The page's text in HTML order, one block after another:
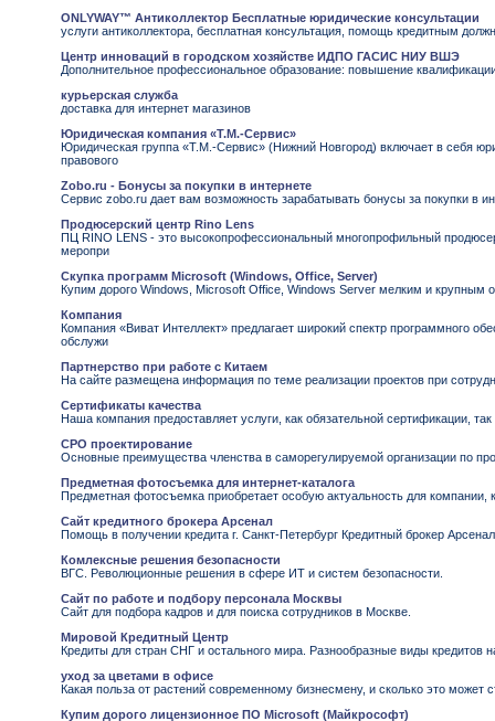
ONLYWAY™ Антиколлектор Бесплатные юридические консультации
услуги антиколлектора, бесплатная консультация, помощь кредитным
Центр инноваций в городском хозяйстве ИДПО ГАСИС НИУ ВШЭ
Дополнительное профессиональное образование: повышение
курьерская служба
доставка для интернет магазинов
Юридическая компания «Т.М.-Сервис»
Юридическая группа «Т.М.-Сервис» (Нижний Новгород) включает в себя
правового
Zobo.ru - Бонусы за покупки в интернете
Сервис zobo.ru дает вам возможность зарабатывать бонусы за покупки в
Продюсерский центр Rino Lens
ПЦ RINO LENS - это высокопрофессиональный многопрофильный
меропри
Скупка программ Microsoft (Windows, Office, Server)
Купим дорого Windows, Microsoft Office, Windows Server мелким и крупным
Компания
Компания «Виват Интеллект» предлагает широкий спектр программного
обслужи
Партнерство при работе с Китаем
На сайте размещена информация по теме реализации проектов при
Сертификаты качества
Наша компания предоставляет услуги, как обязательной сертификации,
СРО проектирование
Основные преимущества членства в саморегулируемой организации по
Предметная фотосъемка для интернет-каталога
Предметная фотосъемка приобретает особую актуальность для компании,
Сайт кредитного брокера Арсенал
Помощь в получении кредита г. Санкт-Петербург Кредитный брокер Арсенал
Комлексные решения безопасности
ВГС. Революционные решения в сфере ИТ и систем безопасности.
Сайт по работе и подбору персонала Москвы
Сайт для подбора кадров и для поиска сотрудников в Москве.
Мировой Кредитный Центр
Кредиты для стран СНГ и остального мира. Разнообразные виды
уход за цветами в офисе
Какая польза от растений современному бизнесмену, и сколько это может
Купим дорого лицензионное ПО Microsoft (Майкрософт)